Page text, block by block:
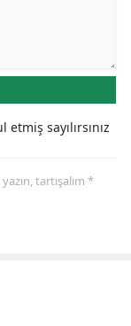
sayılırsınız
tartışalım *